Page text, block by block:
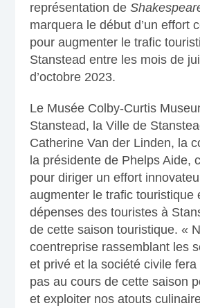
représentation de
marquera le début d’un effort
pour augmenter le trafic
Stanstead entre les mois de
d’octobre 2023.
Le Musée Colby-Curtis
Stanstead, la Ville de
Catherine Van der Linden, la
la présidente de Phelps Aide,
pour diriger un effort
augmenter le trafic touristique
dépenses des touristes à
de cette saison touristique. «
coentreprise rassemblant les
et privé et la société civile fera
pas au cours de cette saison
et exploiter nos atouts